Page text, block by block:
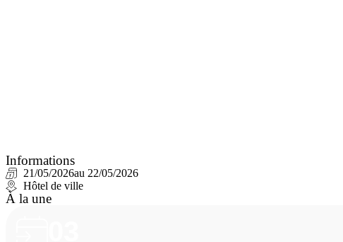
Informations
21/05/2026au 22/05/2026
Hôtel de ville
À la une